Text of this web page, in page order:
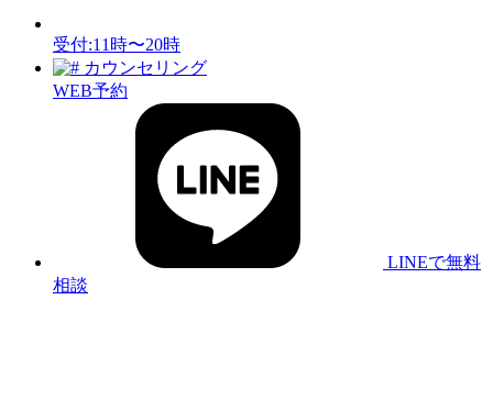
受付:11時〜20時
カウンセリング
WEB予約
LINEで無料
相談